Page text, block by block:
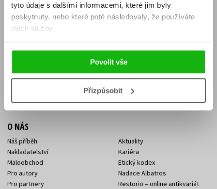
tyto údaje s dalšími informacemi, které jim byly
poskytnuty, nebo které poté následovaly, že používáte
jejich služby.
Povolit vše
Přizpůsobit
Naši autoři
Obchodní podmínky
Jak nakoupit
Dárkové poukazy
Affiliate program
KONTAKTY
Sídlo společnosti
Kontakty Albatros Media
O NÁS
Náš příběh
Nakladatelství
Maloobchod
Pro autory
Pro partnery
Aktuality
Kariéra
Etický kodex
Nadace Albatros
Restorio – online antikvariát